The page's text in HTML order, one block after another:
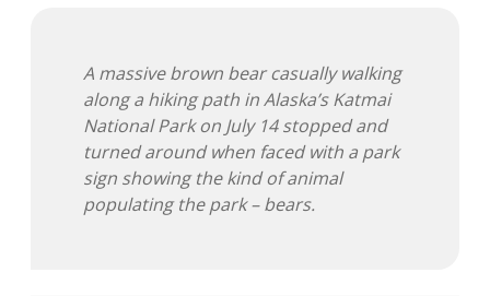
A massive brown bear casually walking
along a hiking path in Alaska’s Katmai
National Park on July 14 stopped and
turned around when faced with a park
sign showing the kind of animal
populating the park – bears.